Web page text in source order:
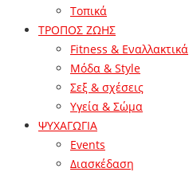
Τοπικά
ΤΡΟΠΟΣ ΖΩΗΣ
Fitness & Εναλλακτικά
Μόδα & Style
Σεξ & σχέσεις
Υγεία & Σώμα
ΨΥΧΑΓΩΓΙΑ
Events
Διασκέδαση